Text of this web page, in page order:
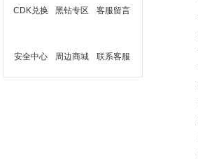
CDK兑换 黑钻专区 客服留言
安全中心 周边商城 联系客服